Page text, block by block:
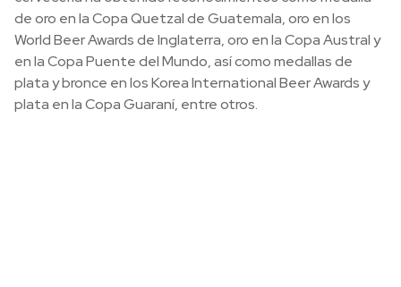
de oro en la Copa Quetzal de Guatemala, oro en los
World Beer Awards de Inglaterra, oro en la Copa Austral y
en la Copa Puente del Mundo, así como medallas de
plata y bronce en los Korea International Beer Awards y
plata en la Copa Guaraní, entre otros.